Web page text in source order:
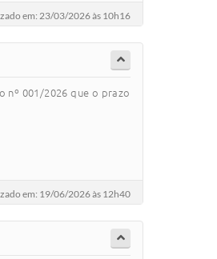
em: 23/03/2026 às 10h16
nº 001/2026 que o prazo
em: 19/06/2026 às 12h40